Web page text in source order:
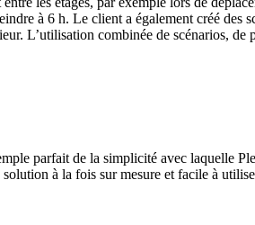
à 6 h. Le client a également créé
L’utilisation combinée de scénarios,
parfait de la simplicité avec laquelle
à la fois sur mesure et facile à